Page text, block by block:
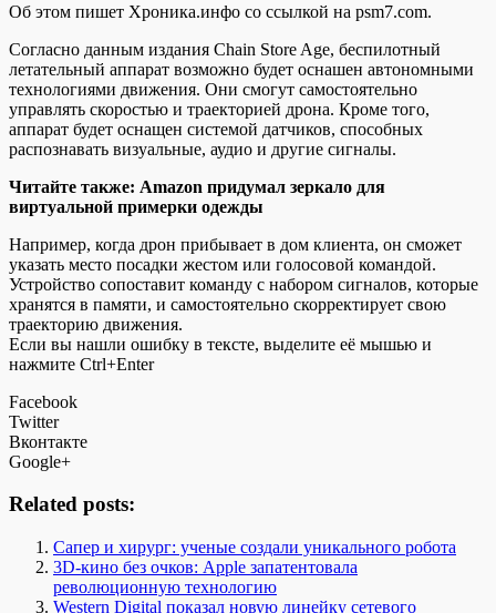
Об этом пишет Хроника.инфо со ссылкой на psm7.com.
Согласно данным издания Chain Store Age, беспилотный
летательный аппарат возможно будет оснашен автономными
технологиями движения. Они смогут самостоятельно
управлять скоростью и траекторией дрона. Кроме того,
аппарат будет оснащен системой датчиков, способных
распознавать визуальные, аудио и другие сигналы.
Читайте также: Amazon придумал зеркало для
виртуальной примерки одежды
Например, когда дрон прибывает в дом клиента, он сможет
указать место посадки жестом или голосовой командой.
Устройство сопоставит команду с набором сигналов, которые
хранятся в памяти, и самостоятельно скорректирует свою
траекторию движения.
Если вы нашли ошибку в тексте, выделите её мышью и
нажмите Ctrl+Enter
Facebook
Twitter
Вконтакте
Google+
Related posts:
Сапер и хирург: ученые создали уникального робота
3D-кино без очков: Apple запатентовала
революционную технологию
Western Digital показал новую линейку сетевого